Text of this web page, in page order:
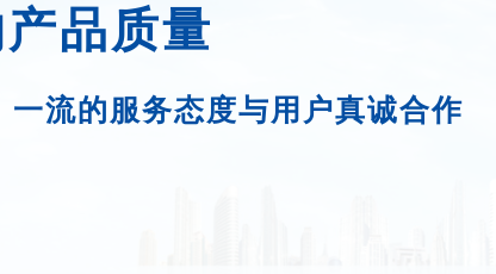
品质量
一流的服务态度与用户真诚合作